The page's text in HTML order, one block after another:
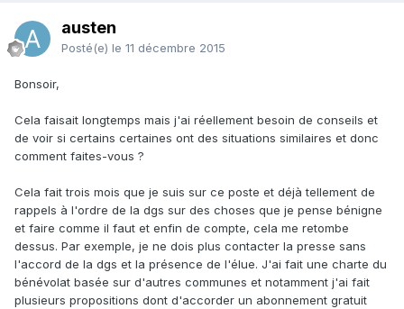
austen
Posté(e) le 11 décembre 2015
Bonsoir,
Cela faisait longtemps mais j'ai réellement besoin de conseils et
de voir si certains certaines ont des situations similaires et donc
comment faites-vous ?
Cela fait trois mois que je suis sur ce poste et déjà tellement de
rappels à l'ordre de la dgs sur des choses que je pense bénigne
et faire comme il faut et enfin de compte, cela me retombe
dessus. Par exemple, je ne dois plus contacter la presse sans
l'accord de la dgs et la présence de l'élue. J'ai fait une charte du
bénévolat basée sur d'autres communes et notamment j'ai fait
plusieurs propositions dont d'accorder un abonnement gratuit